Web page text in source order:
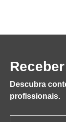
Descubra
profissionais.